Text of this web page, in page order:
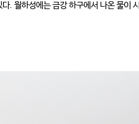
. 월하성에는 금강 하구에서 나온 물이